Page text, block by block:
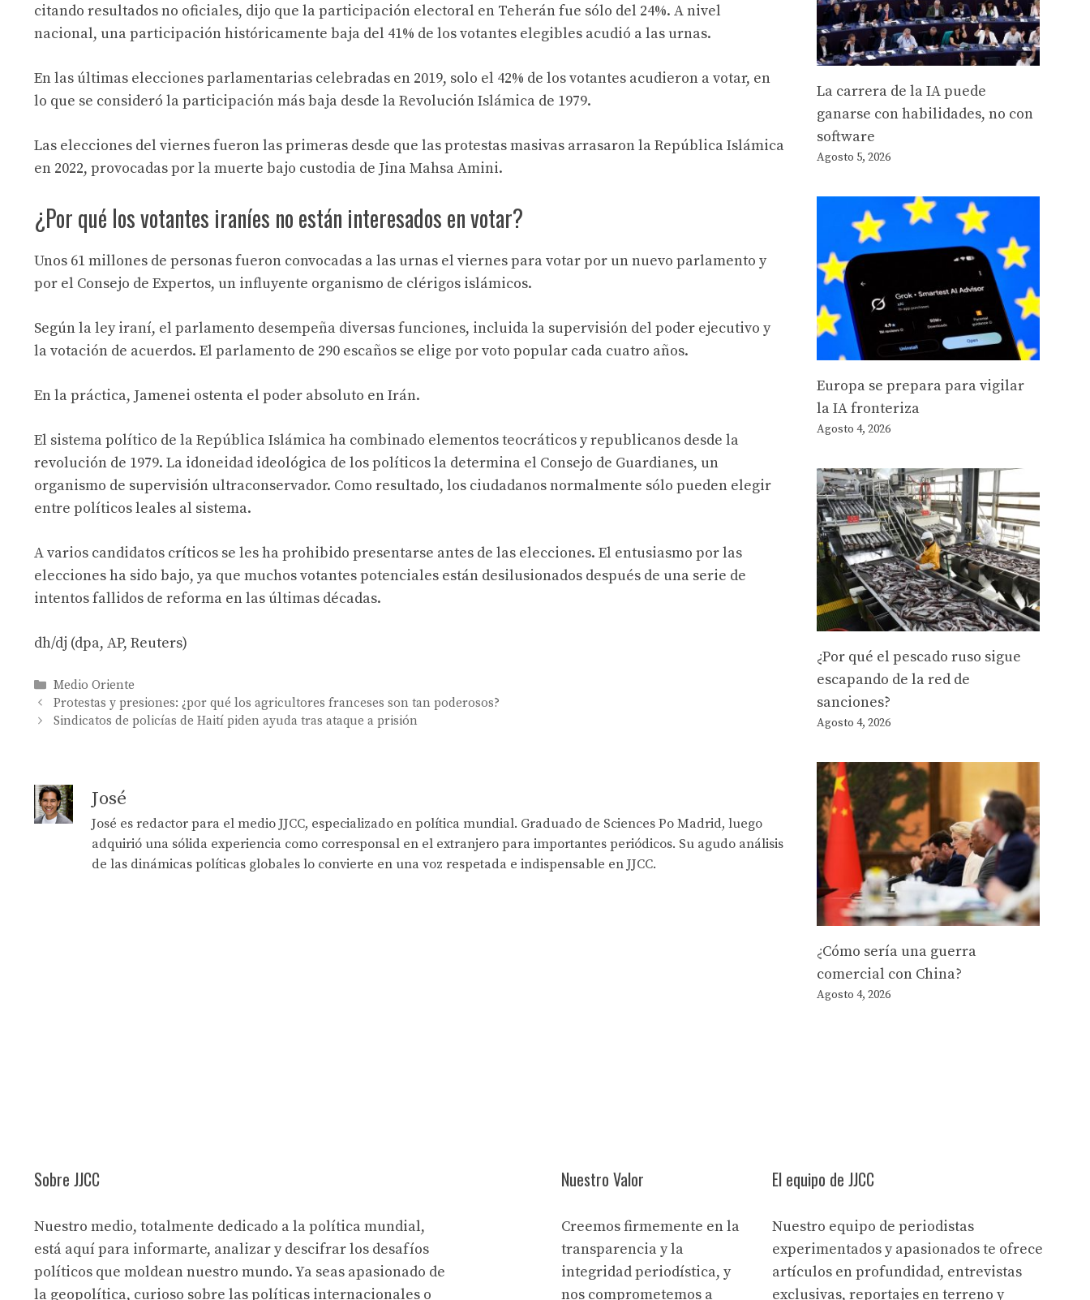
citando resultados no oficiales, dijo que la participación electoral en Teherán fue sólo del 24%. A nivel
nacional, una participación históricamente baja del 41% de los votantes elegibles acudió a las urnas.
En las últimas elecciones parlamentarias celebradas en 2019, solo el 42% de los votantes acudieron a votar, en
lo que se consideró la participación más baja desde la Revolución Islámica de 1979.
Las elecciones del viernes fueron las primeras desde que las protestas masivas arrasaron la República Islámica
en 2022, provocadas por la muerte bajo custodia de Jina Mahsa Amini.
¿Por qué los votantes iraníes no están interesados ​​en votar?
Unos 61 millones de personas fueron convocadas a las urnas el viernes para votar por un nuevo parlamento y
por el Consejo de Expertos, un influyente organismo de clérigos islámicos.
Según la ley iraní, el parlamento desempeña diversas funciones, incluida la supervisión del poder ejecutivo y
la votación de acuerdos. El parlamento de 290 escaños se elige por voto popular cada cuatro años.
En la práctica, Jamenei ostenta el poder absoluto en Irán.
El sistema político de la República Islámica ha combinado elementos teocráticos y republicanos desde la
revolución de 1979. La idoneidad ideológica de los políticos la determina el Consejo de Guardianes, un
organismo de supervisión ultraconservador. Como resultado, los ciudadanos normalmente sólo pueden elegir
entre políticos leales al sistema.
A varios candidatos críticos se les ha prohibido presentarse antes de las elecciones. El entusiasmo por las
elecciones ha sido bajo, ya que muchos votantes potenciales están desilusionados después de una serie de
intentos fallidos de reforma en las últimas décadas.
dh/dj (dpa, AP, Reuters)
Categories
Medio Oriente
Protestas y presiones: ¿por qué los agricultores franceses son tan poderosos?
Sindicatos de policías de Haití piden ayuda tras ataque a prisión
José
José es redactor para el medio JJCC, especializado en política mundial. Graduado de Sciences Po Madrid, luego
adquirió una sólida experiencia como corresponsal en el extranjero para importantes periódicos. Su agudo análisis
de las dinámicas políticas globales lo convierte en una voz respetada e indispensable en JJCC.
La carrera de la IA puede
ganarse con habilidades, no con
software
Agosto 5, 2026
Europa se prepara para vigilar
la IA fronteriza
Agosto 4, 2026
¿Por qué el pescado ruso sigue
escapando de la red de
sanciones?
Agosto 4, 2026
¿Cómo sería una guerra
comercial con China?
Agosto 4, 2026
Sobre JJCC
Nuestro medio, totalmente dedicado a la política mundial,
está aquí para informarte, analizar y descifrar los desafíos
políticos que moldean nuestro mundo. Ya seas apasionado de
la geopolítica, curioso sobre las políticas internacionales o
Nuestro Valor
Creemos firmemente en la
transparencia y la
integridad periodística, y
nos comprometemos a
El equipo de JJCC
Nuestro equipo de periodistas
experimentados y apasionados te ofrece
artículos en profundidad, entrevistas
exclusivas, reportajes en terreno y